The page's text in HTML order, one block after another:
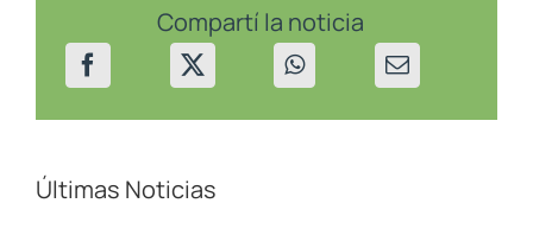
mientras
dure
la
cuarentena
Compartí la noticia
Últimas Noticias